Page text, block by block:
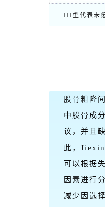
III型代表未
股骨粗隆
中股骨成
议，并且
此，
可以根据
因素进行
减少因选